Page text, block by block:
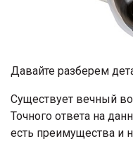
Давайте разберем
Существует вечный
Точного ответа на
есть преимущества и